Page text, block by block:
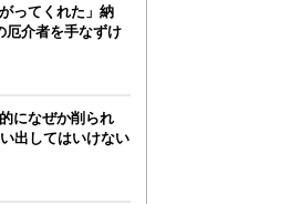
ってくれた」納
厄介者を手なずけ
になぜか削られ
出してはいけない